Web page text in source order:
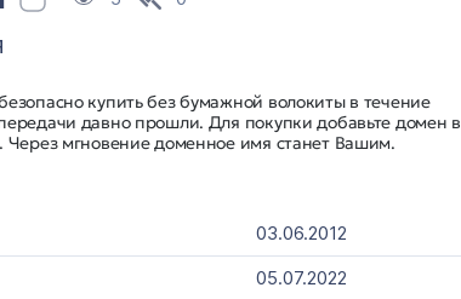
купить без бумажной волокиты в течение
давно прошли. Для покупки добавьте домен в
Через мгновение доменное имя станет Вашим.
03.06.2012
05.07.2022